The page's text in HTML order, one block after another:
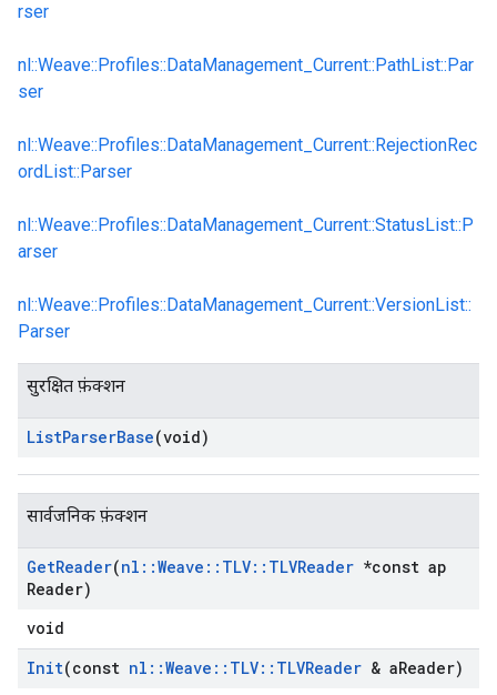
rser
nl::Weave::Profiles::DataManagement_Current::PathList::Par
ser
nl::Weave::Profiles::DataManagement_Current::RejectionRec
ordList::Parser
nl::Weave::Profiles::DataManagement_Current::StatusList::P
arser
nl::Weave::Profiles::DataManagement_Current::VersionList::
Parser
सुरक्षित फ़ंक्शन
ListParserBase(void)
सार्वजनिक फ़ंक्शन
GetReader(nl ::Weave :: TLV:: TLVReader *const ap
Reader)
void
Init(const nl ::Weave :: TLV:: TLVReader & aReader)